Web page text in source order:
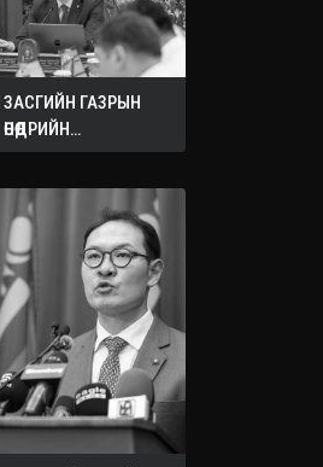
ЗАСГИЙН ГАЗРЫН
ӨНӨӨДРИЙН
ХУРАЛДААНААС
ШИЙДВЭРҮҮД